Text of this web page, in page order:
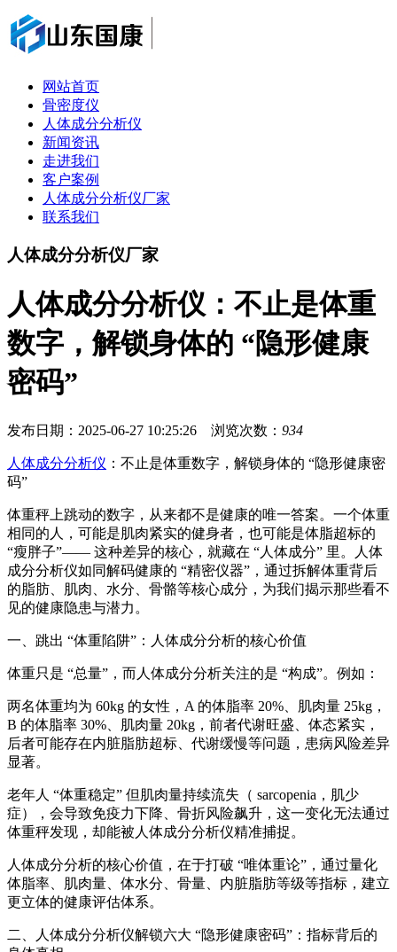
网站首页
骨密度仪
人体成分分析仪
新闻资讯
走进我们
客户案例
人体成分分析仪厂家
联系我们
人体成分分析仪厂家
人体成分分析仪：不止是体重
数字，解锁身体的 “隐形健康
密码”
发布日期：2025-06-27 10:25:26 浏览次数： 934
人体成分分析仪 ：不止是体重数字，解锁身体的 “隐形健康密
码”
体重秤上跳动的数字，从来都不是健康的唯一答案。一个体重
相同的人，可能是肌肉紧实的健身者，也可能是体脂超标的
“瘦胖子”—— 这种差异的核心，就藏在 “人体成分” 里。人体
成分分析仪如同解码健康的 “精密仪器”，通过拆解体重背后
的脂肪、肌肉、水分、骨骼等核心成分，为我们揭示那些看不
见的健康隐患与潜力。
一、跳出 “体重陷阱”：人体成分分析的核心价值
体重只是 “总量”，而人体成分分析关注的是 “构成”。例如：
两名体重均为 60kg 的女性，A 的体脂率 20%、肌肉量 25kg，
B 的体脂率 30%、肌肉量 20kg，前者代谢旺盛、体态紧实，
后者可能存在内脏脂肪超标、代谢缓慢等问题，患病风险差异
显著。
老年人 “体重稳定” 但肌肉量持续流失（ sarcopenia，肌少
症），会导致免疫力下降、骨折风险飙升，这一变化无法通过
体重秤发现，却能被人体成分分析仪精准捕捉。
人体成分分析的核心价值，在于打破 “唯体重论”，通过量化
体脂率、肌肉量、体水分、骨量、内脏脂肪等级等指标，建立
更立体的健康评估体系。
二、 人体成分分析仪解锁六大 “隐形健康密码”：指标背后的